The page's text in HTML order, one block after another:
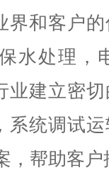
界和客户
水处理，
业建立密
系统调试
，帮助客